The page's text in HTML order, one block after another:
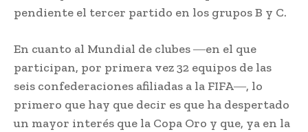
pendiente el tercer partido en los grupos B y C.
En cuanto al Mundial de clubes ―en el que
participan, por primera vez 32 equipos de las
seis confederaciones afiliadas a la FIFA―, lo
primero que hay que decir es que ha despertado
un mayor interés que la Copa Oro y que, ya en la